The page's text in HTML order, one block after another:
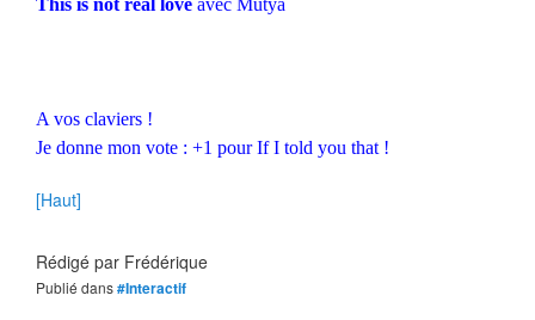
This is not real love avec Mutya
A vos claviers !
Je donne mon vote : +1 pour If I told you that !
[Haut]
Rédigé par Frédérique
Publié dans#Interactif